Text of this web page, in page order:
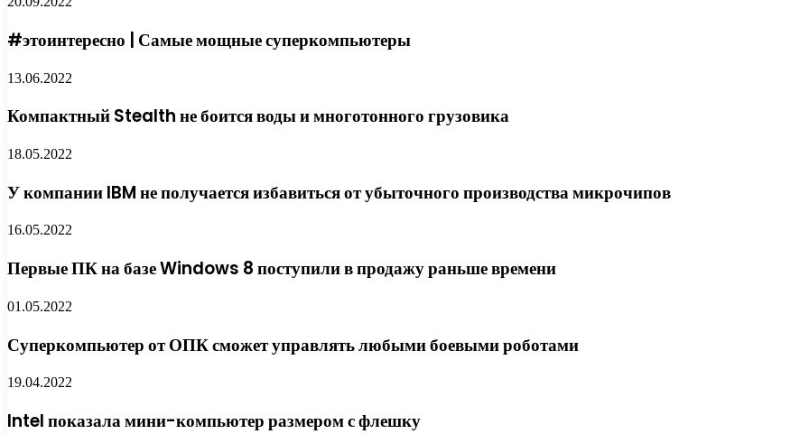
#этоинтересно | Самые мощные суперкомпьютеры
13.06.2022
Компактный Stealth не боится воды и многотонного грузовика
18.05.2022
У компании IBM не получается избавиться от убыточного производства микрочипов
16.05.2022
Первые ПК на базе Windows 8 поступили в продажу раньше времени
01.05.2022
Суперкомпьютер от ОПК сможет управлять любыми боевыми роботами
19.04.2022
Intel показала мини-компьютер размером с флешку